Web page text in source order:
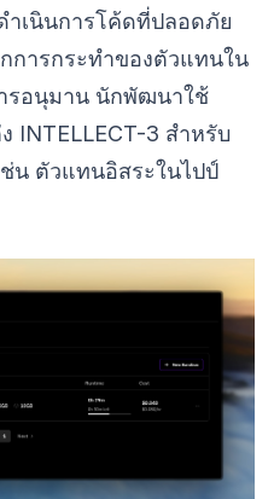
ำเนินการโค้ดที่ปลอดภัย
การกระทำของตัวแทนใน
รอนุมาน นักพัฒนาใช้
INTELLECT-3 สำหรับ
น ตัวแทนอิสระในไปป์